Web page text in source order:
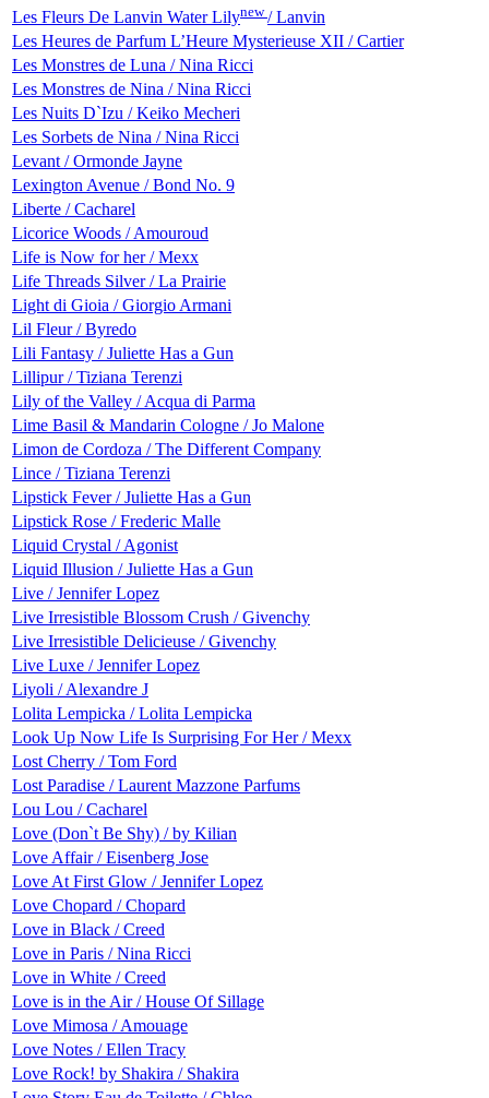
Les Fleurs De Lanvin Water Lilynew/ Lanvin
Les Heures de Parfum L’Heure Mysterieuse XII / Cartier
Les Monstres de Luna / Nina Ricci
Les Monstres de Nina / Nina Ricci
Les Nuits D`Izu / Keiko Mecheri
Les Sorbets de Nina / Nina Ricci
Levant / Ormonde Jayne
Lexington Avenue / Bond No. 9
Liberte / Cacharel
Licorice Woods / Amouroud
Life is Now for her / Mexx
Life Threads Silver / La Prairie
Light di Gioia / Giorgio Armani
Lil Fleur / Byredo
Lili Fantasy / Juliette Has a Gun
Lillipur / Tiziana Terenzi
Lily of the Valley / Acqua di Parma
Lime Basil & Mandarin Cologne / Jo Malone
Limon de Cordoza / The Different Company
Lince / Tiziana Terenzi
Lipstick Fever / Juliette Has a Gun
Lipstick Rose / Frederic Malle
Liquid Crystal / Agonist
Liquid Illusion / Juliette Has a Gun
Live / Jennifer Lopez
Live Irresistible Blossom Crush / Givenchy
Live Irresistible Delicieuse / Givenchy
Live Luxe / Jennifer Lopez
Liyoli / Alexandre J
Lolita Lempicka / Lolita Lempicka
Look Up Now Life Is Surprising For Her / Mexx
Lost Cherry / Tom Ford
Lost Paradise / Laurent Mazzone Parfums
Lou Lou / Cacharel
Love (Don`t Be Shy) / by Kilian
Love Affair / Eisenberg Jose
Love At First Glow / Jennifer Lopez
Love Chopard / Chopard
Love in Black / Creed
Love in Paris / Nina Ricci
Love in White / Creed
Love is in the Air / House Of Sillage
Love Mimosa / Amouage
Love Notes / Ellen Tracy
Love Rock! by Shakira / Shakira